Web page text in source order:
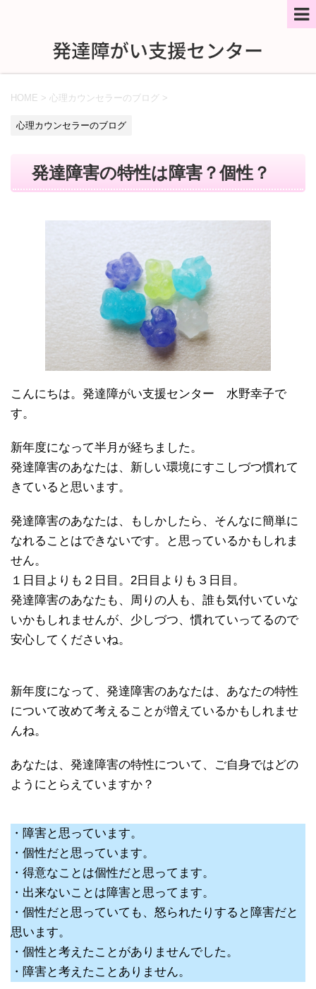
HOME > 心理カウンセラーのブログ >
心理カウンセラーのブログ
発達障害の特性は障害？個性？
こんにちは。発達障がい支援センター 水野幸子で
す。
新年度になって半月が経ちました。
発達障害のあなたは、新しい環境にすこしづつ慣れて
きていると思います。
発達障害のあなたは、もしかしたら、そんなに簡単に
なれることはできないです。と思っているかもしれま
せん。
１日目よりも２日目。2日目よりも３日目。
発達障害のあなたも、周りの人も、誰も気付いていな
いかもしれませんが、少しづつ、慣れていってるので
安心してくださいね。
新年度になって、発達障害のあなたは、あなたの特性
について改めて考えることが増えているかもしれませ
んね。
あなたは、発達障害の特性について、ご自身ではどの
ようにとらえていますか？
・障害と思っています。
・個性だと思っています。
・得意なことは個性だと思ってます。
・出来ないことは障害と思ってます。
・個性だと思っていても、怒られたりすると障害だと
思います。
・個性と考えたことがありませんでした。
・障害と考えたことありません。